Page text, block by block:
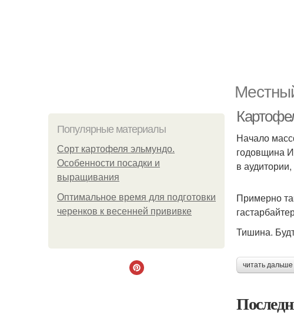
Популярные материалы
Сорт картофеля эльмундо.
Особенности посадки и
выращивания
Оптимальное время для подготовки
черенков к весенней прививке
Начало
годовщина
в
Примерно
Тишина.
читать